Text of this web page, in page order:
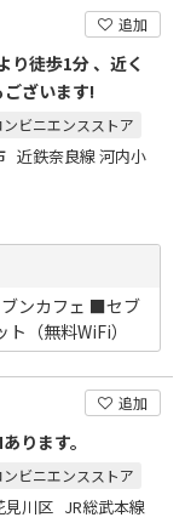
追加
り徒歩1分 、近く
ざいます!
ンビニエンスストア
近鉄奈良線 河内小
ンカフェ ■セブ
（無料WiFi）
追加
ります。
ンビニエンスストア
見川区 JR総武本線